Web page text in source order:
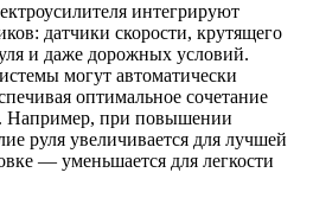
интегрируют
датчики скорости, крутящего
и даже дорожных условий.
могут автоматически
оптимальное сочетание
Например, при повышении
руля увеличивается для лучшей
— уменьшается для легкости